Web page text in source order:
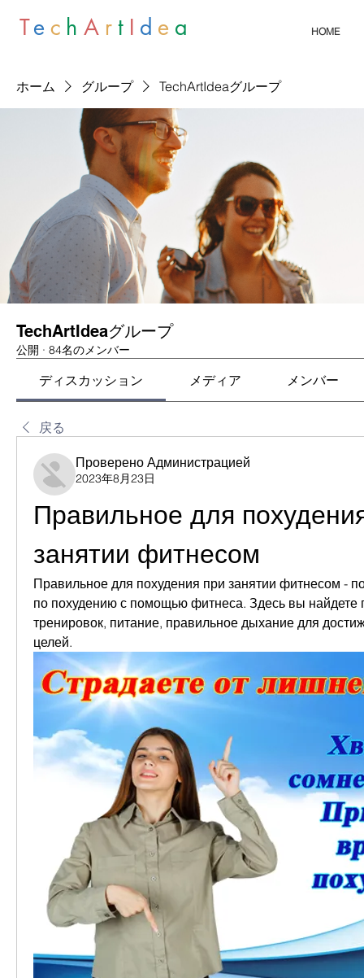
Te c hA r t I d e a HOME
ホーム グループ TechArtIdeaグループ
TechArtIdeaグループ
公開 · 84名のメンバー
ディスカッション メディア メンバー
戻る
Проверено Администрацией
2023年8月23日
Правильное для
занятии фитнесом
Правильное для похудения при занятии фитнесом -
по похудению с помощью фитнеса. Здесь вы найдете
тренировок, питание, правильное дыхание для
целей.